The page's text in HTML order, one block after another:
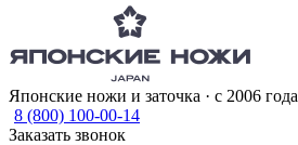
Японские ножи и заточка · с 2006 года
8 (800) 100-00-14
Заказать звонок